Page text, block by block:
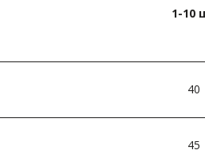
1-10
40
45